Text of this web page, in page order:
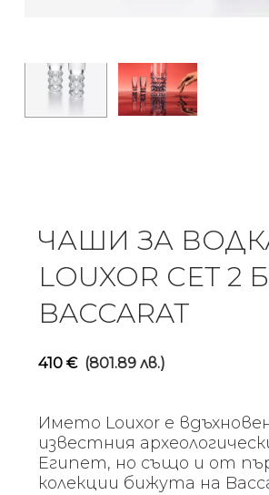
ЧАШИ ЗА
LOUXOR СЕТ 2
BACCARAT
410 € (801.89 лв.)
Името Louxor е
известния
Египет, но също и от
колекции бижута на